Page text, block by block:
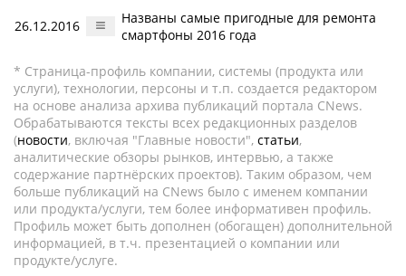
26.12.2016
Названы самые пригодные для ремонта
смартфоны 2016 года
* Страница-профиль компании, системы (продукта или
услуги), технологии, персоны и т.п. создается редактором
на основе анализа архива публикаций портала CNews.
Обрабатываются тексты всех редакционных разделов
(новости, включая "Главные новости", статьи,
аналитические обзоры рынков, интервью, а также
содержание партнёрских проектов). Таким образом, чем
больше публикаций на CNews было с именем компании
или продукта/услуги, тем более информативен профиль.
Профиль может быть дополнен (обогащен) дополнительной
информацией, в т.ч. презентацией о компании или
продукте/услуге.